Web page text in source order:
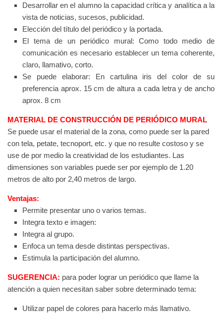
Desarrollar en el alumno la capacidad crítica y analítica a la
vista de noticias, sucesos, publicidad.
Elección del título del periódico y la portada.
El tema de un periódico mural: Como todo medio de
comunicación es necesario establecer un tema coherente,
claro, llamativo, corto.
Se puede elaborar: En cartulina iris del color de su
preferencia aprox. 15 cm de altura a cada letra y de ancho
aprox. 8 cm
MATERIAL DE CONSTRUCCIÓN DE PERIÓDICO MURAL
Se puede usar el material de la zona, como puede ser la pared
con tela, petate, tecnoport, etc. y que no resulte costoso y se
use de por medio la creatividad de los estudiantes. Las
dimensiones son variables puede ser por ejemplo de 1.20
metros de alto por 2,40 metros de largo.
Ventajas:
Permite presentar uno o varios temas.
Integra texto e imagen:
Integra al grupo.
Enfoca un tema desde distintas perspectivas.
Estimula la participación del alumno.
SUGERENCIA: para poder lograr un periódico que llame la
atención a quien necesitan saber sobre determinado tema:
Utilizar papel de colores para hacerlo más llamativo.